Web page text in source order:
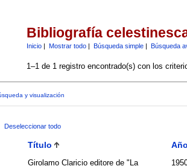
Bibliografía
Inicio| Mostrar todo| Búsqueda simple| Búsqueda
1–1 de 1 registro encontrado(s) con los
y visualización
Deseleccionar todo
Título Año
Girolamo Claricio editore de "La